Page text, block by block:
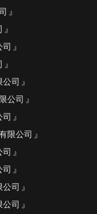
司
公司
限公司
司
司